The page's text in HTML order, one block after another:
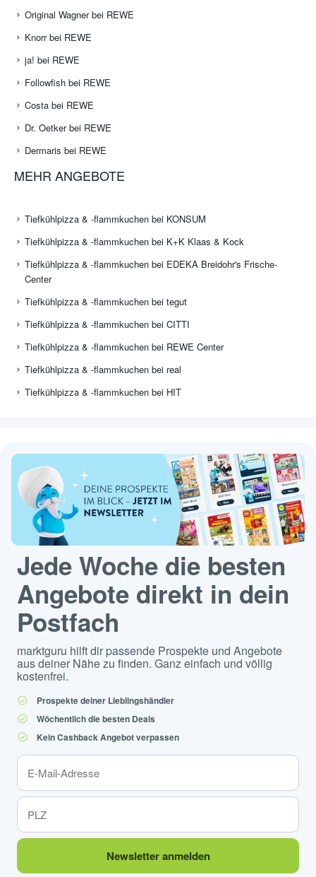
Original Wagner bei REWE
Knorr bei REWE
ja! bei REWE
Followfish bei REWE
Costa bei REWE
Dr. Oetker bei REWE
Dermaris bei REWE
MEHR ANGEBOTE
Tiefkühlpizza & -flammkuchen bei KONSUM
Tiefkühlpizza & -flammkuchen bei K+K Klaas & Kock
Tiefkühlpizza & -flammkuchen bei EDEKA Breidohr's Frische-
Center
Tiefkühlpizza & -flammkuchen bei tegut
Tiefkühlpizza & -flammkuchen bei CITTI
Tiefkühlpizza & -flammkuchen bei REWE Center
Tiefkühlpizza & -flammkuchen bei real
Tiefkühlpizza & -flammkuchen bei HIT
Jede Woche die besten
Angebote direkt in dein
Postfach
marktguru hilft dir passende Prospekte und Angebote
aus deiner Nähe zu finden. Ganz einfach und völlig
kostenfrei.
Prospekte deiner Lieblingshändler
Wöchentlich die besten Deals
Kein Cashback Angebot verpassen
Newsletter anmelden